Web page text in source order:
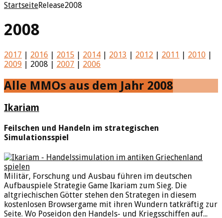
StartseiteRelease2008
2008
2017 | 2016 | 2015 | 2014 | 2013 | 2012 | 2011 | 2010 |
2009 | 2008 | 2007 | 2006
Alle MMOs aus dem Jahr 2008
Ikariam
Feilschen und Handeln im strategischen
Simulationsspiel
Militär, Forschung und Ausbau führen im deutschen
Aufbauspiele Strategie Game Ikariam zum Sieg. Die
altgriechischen Götter stehen den Strategen in diesem
kostenlosen Browsergame mit ihren Wundern tatkräftig zur
Seite. Wo Poseidon den Handels- und Kriegsschiffen auf...